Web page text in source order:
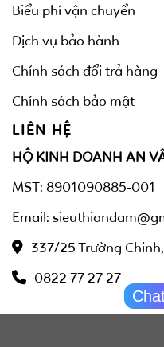
Biểu phí vận chuyển
Dịch vụ bảo hành
Chính sách đổi trả hàng
Chính sách bảo mật
LIÊN HỆ
HỘ KINH DOANH AN
MST: 8901090885-001
Email:
337/25 Trường
0822 77 27 27